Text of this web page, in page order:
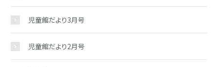
児童館だより3月号
児童館だより2月号